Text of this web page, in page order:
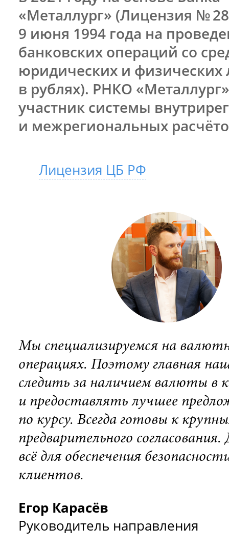
«Металлург» (Лицензия №
9 июня 1994 года на
банковских операций со
юридических и физических
в рублях). РНКО
участник системы
и межрегиональных
Лицензия ЦБ РФ
Мы специализируемся на
операциях. Поэтому главная
следить за наличием валюты в
и предоставлять лучшее
по курсу. Всегда готовы к
предварительного согласования.
всё для обеспечения
клиентов.
Егор Карасёв
Руководитель направления